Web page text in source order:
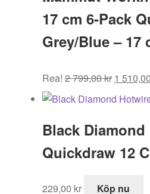
17 cm 6-Pack
Grey/Blue – 17
Rea! 2 799,00kr
priset
2
799,00 kr.
1 510,00
Black
Quickdraw 12
229,00 kr Köp nu